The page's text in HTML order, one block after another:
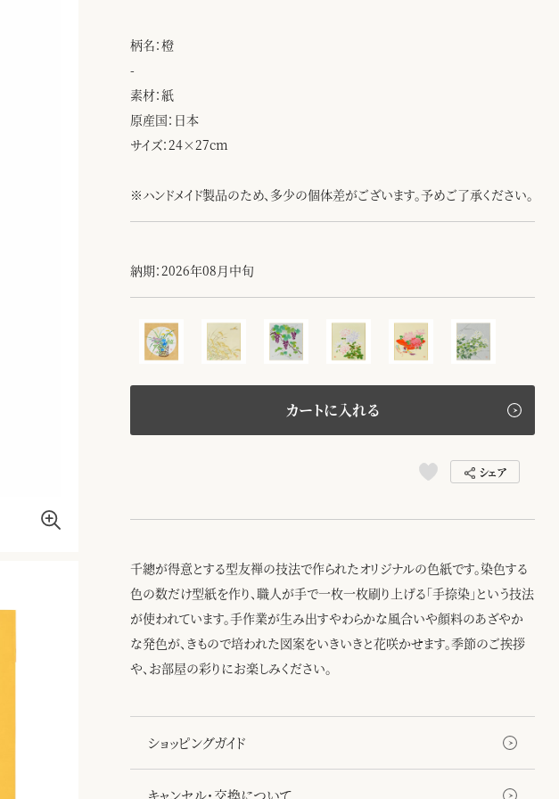
柄名：橙
-
素材：紙
原産国：日本
サイズ：24×27cm
※ハンドメイド製品のため、多少の個体差がございます。予めご了承ください。
納期：2026年08月中旬
カートに入れる
シェア
千總が得意とする型友禅の技法で作られたオリジナルの色紙です。染色する
色の数だけ型紙を作り、職人が手で一枚一枚刷り上げる「手捺染」という技法
が使われています。手作業が生み出すやわらかな風合いや顔料のあざやか
な発色が、きもので培われた図案をいきいきと花咲かせます。季節のご挨拶
や、お部屋の彩りにお楽しみください。
ショッピングガイド
キャンセル・交換について